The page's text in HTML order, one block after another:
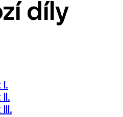
díly
I.